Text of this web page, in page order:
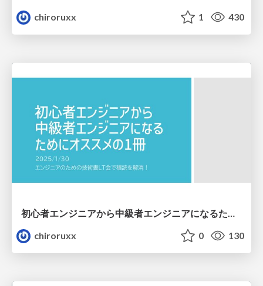
chiroruxx
1 430
chiroruxx
0 130